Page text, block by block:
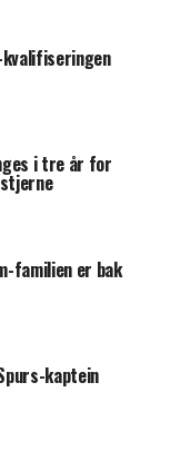
kvalifiseringen
i tre år for
familien er bak
kaptein